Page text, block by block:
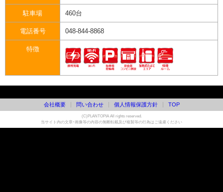
駐車場 460台
電話番号 048-844-8868
特徴
会社概要 問い合わせ 個人情報保護方針 TOP
(C)PLANTOPIA All rights reserved.
当サイト内の文章・画像等の内容の無断転載及び複製等の行為はご遠慮ください